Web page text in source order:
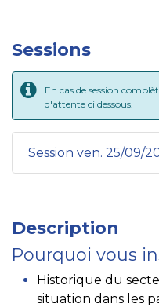
Sessions
En cas de session
d'attente ci dessous.
Session ven. 25/09/
Description
Pourquoi vous
Historique du
situation dans les